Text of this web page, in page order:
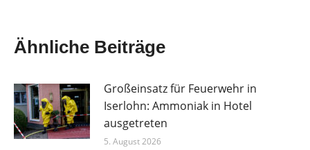
Ähnliche Beiträge
Großeinsatz für Feuerwehr in
Iserlohn: Ammoniak in Hotel
ausgetreten
5. August 2026